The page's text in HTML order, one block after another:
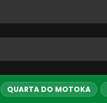
QUARTA DO MOTOKA
5% OFF no PIX